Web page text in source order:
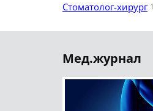
Стоматолог-хирург
Мед.журнал